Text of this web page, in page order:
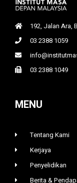
192, Jalan Ara,
03 2388 1059
03 2388 1049
MENU
Tentang Kami
Kerjaya
Penyelidikan
Berita &